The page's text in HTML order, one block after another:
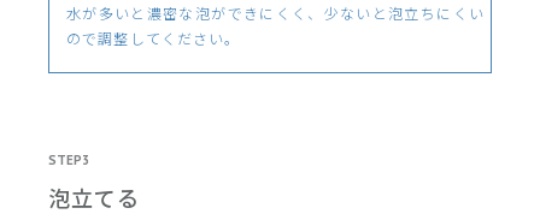
水が多いと濃密な泡ができにくく、少ないと泡立ちにくい
ので調整してください。
STEP3
泡立てる